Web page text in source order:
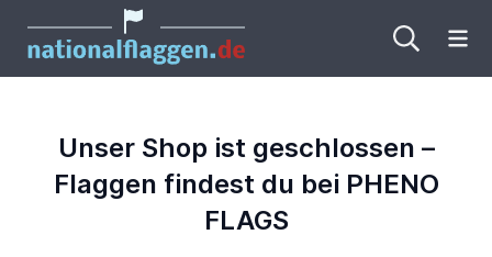
Unser Shop ist geschlossen –
Flaggen findest du bei PHENO
FLAGS